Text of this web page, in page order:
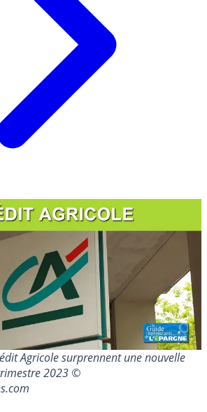
Agricole surprennent une nouvelle
2023 ©